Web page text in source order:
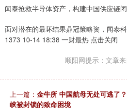
闻泰抢救半导体资产，构建中国供应链
面对潜在的最坏结果鼎冠策略资，闻泰
1373 10-14 18:38 一财最热 点击关闭
顺阳网提示：文章
上一篇： 金牛所 中国航母无处可逃了
峡被封锁的致命困境